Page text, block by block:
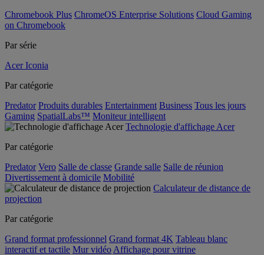
Chromebook Plus ChromeOS Enterprise Solutions Cloud Gaming
on Chromebook
Par série
Acer Iconia
Par catégorie
Predator Produits durables Entertainment Business Tous les jours
Gaming SpatialLabs™ Moniteur intelligent
Technologie d'affichage Acer
Par catégorie
Predator Vero Salle de classe Grande salle Salle de réunion
Divertissement à domicile Mobilité
Calculateur de distance de
projection
Par catégorie
Grand format professionnel Grand format 4K Tableau blanc
interactif et tactile Mur vidéo Affichage pour vitrine